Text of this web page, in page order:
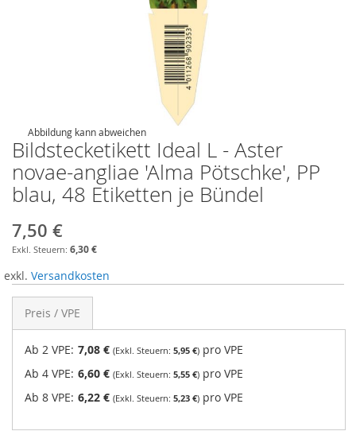
Abbildung kann abweichen
Bildstecketikett Ideal L - Aster
novae-angliae 'Alma Pötschke', PP
blau, 48 Etiketten je Bündel
7,50 €
6,30 €
exkl. Versandkosten
Preis / VPE
Ab 2 VPE: 7,08 € 5,95 € pro VPE
Ab 4 VPE: 6,60 € 5,55 € pro VPE
Ab 8 VPE: 6,22 € 5,23 € pro VPE